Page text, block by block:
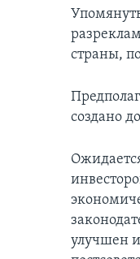
страны,
создано
улучшен